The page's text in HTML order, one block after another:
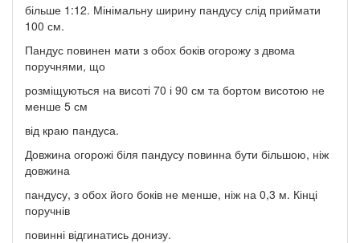
більше 1:12. Мінімальну ширину пандусу слід приймати
100 см.
Пандус повинен мати з обох боків огорожу з двома
поручнями, що
розміщуються на висоті 70 і 90 см та бортом висотою не
менше 5 см
від краю пандуса.
Довжина огорожі біля пандусу повинна бути більшою, ніж
довжина
пандусу, з обох його боків не менше, ніж на 0,3 м. Кінці
поручнів
повинні відгинатись донизу.